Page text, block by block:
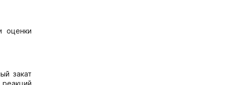
оценки
закат